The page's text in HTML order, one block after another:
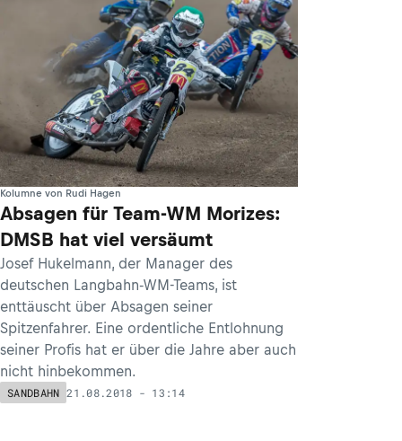
Kolumne von Rudi Hagen
Absagen für Team-WM Morizes:
DMSB hat viel versäumt
Josef Hukelmann, der Manager des
deutschen Langbahn-WM-Teams, ist
enttäuscht über Absagen seiner
Spitzenfahrer. Eine ordentliche Entlohnung
seiner Profis hat er über die Jahre aber auch
nicht hinbekommen.
SANDBAHN 21.08.2018 - 13:14